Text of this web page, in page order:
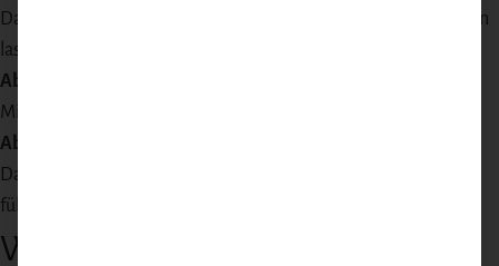
Das Chutney bei niedriger Temperatur etwa 45 Minuten köcheln
lassen, bis es schön eingedickt ist.
Abschmecken:
Mit Salz und Pfeffer abschmecken.
Abkühlen & Abfüllen:
Das fertige Chutney abkühlen lassen und in sterilisierte Gläser
füllen.
Welche Wildarten passen dazu?